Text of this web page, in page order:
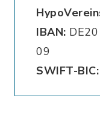
IBAN:
09
SWIFT-BIC: